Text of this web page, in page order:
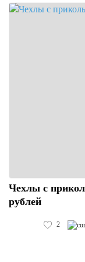
Чехлы с
рублей
2